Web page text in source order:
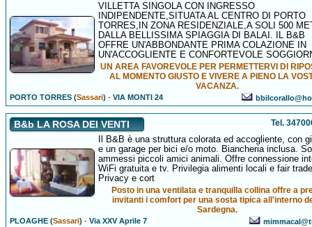
VILLETTA SINGOLA CON INGRESSO
INDIPENDENTE,SITUATA AL CENTRO DI PORTO
TORRES,IN ZONA RESIDENZIALE,A SOLI 500
DALLA BELLISSIMA SPIAGGIA DI BALAI. IL B&B
OFFRE UN'ABBONDANTE PRIMA COLAZIONE IN
UN'ACCOGLIENTE E CONFORTEVOLE
UN AREA FAVOREVOLE PER PERMETTERVI DI
AL MOMENTO GIUSTO E VIVERE A PIENO LA
VACANZA.
PORTO TORRES (Sassari) -VIA MONTI 24
B&b LA ROSA DEI VENTI Tel.
Il B&B è una struttura colorata ed accogliente, con
e un garage per bici e/o moto. Biancheria inclusa.
ammessi piccoli amici animali. Offre connessione
WiFi gratuita e tv. Privilegia alimenti locali e fair
Privacy e cort
Posto in una ventilata e tranquilla collina offre a
invitanti i comfort per una sosta tipica all'interno
Sardegna.
PLOAGHE (Sassari) -Via XXV Aprile 7